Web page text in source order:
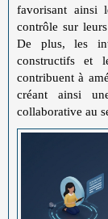
favorisant ainsi
contrôle sur
De plus, les
constructifs et
contribuent à
créant ainsi
collaborative au